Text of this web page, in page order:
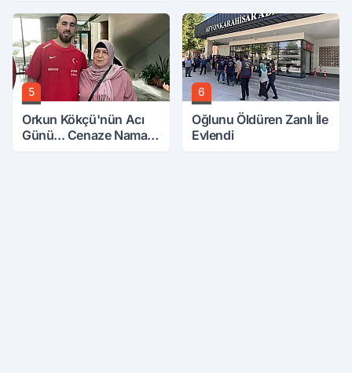
5
Orkun Kökçü'nün Acı
Günü... Cenaze Namazı
6
Oğlunu Öldüren Zanlı İle
Evlendi